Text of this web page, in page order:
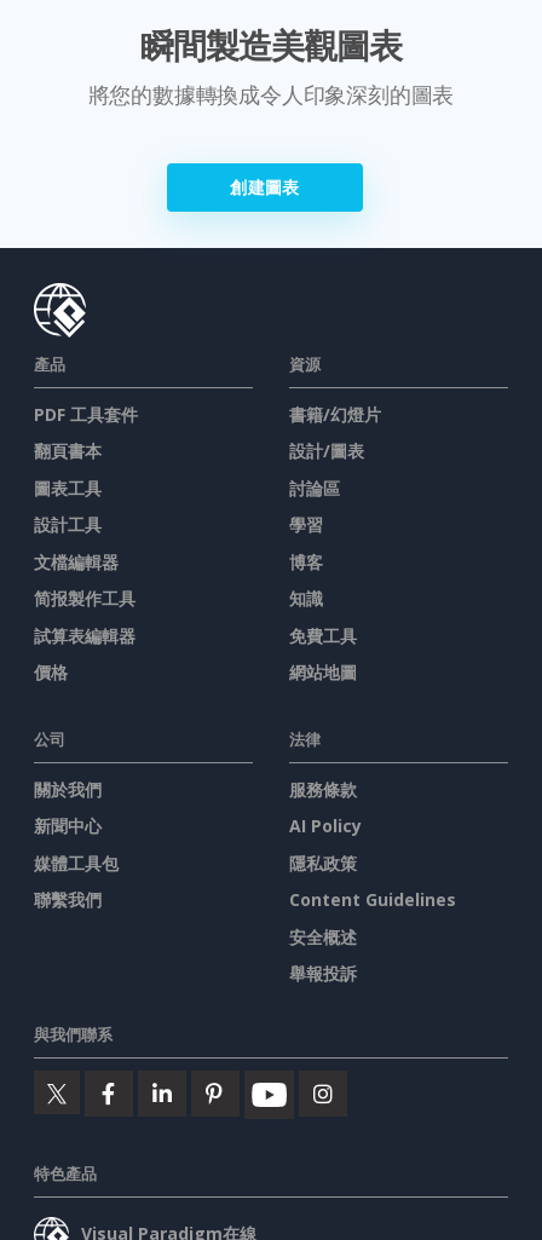
瞬間製造美觀圖表
將您的數據轉換成令人印象深刻的圖表
創建圖表
產品
PDF 工具套件
翻頁書本
圖表工具
設計工具
文檔編輯器
简报製作工具
試算表編輯器
價格
資源
書籍/幻燈片
設計/圖表
討論區
學習
博客
知識
免費工具
網站地圖
公司
關於我們
新聞中心
媒體工具包
聯繫我們
法律
服務條款
AI Policy
隱私政策
Content Guidelines
安全概述
舉報投訴
與我們聯系
特色產品
Visual Paradigm在線